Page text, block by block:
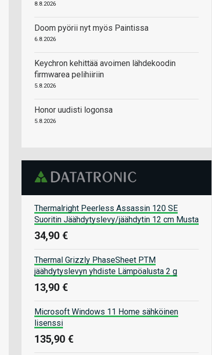
8.8.2026
Doom pyörii nyt myös Paintissa
6.8.2026
Keychron kehittää avoimen lähdekoodin
firmwarea pelihiiriin
5.8.2026
Honor uudisti logonsa
5.8.2026
Thermalright Peerless Assassin 120 SE
Suoritin Jäähdytyslevy/jäähdytin 12 cm Musta
34,90 €
Thermal Grizzly PhaseSheet PTM
jäähdytyslevyn yhdiste Lämpöalusta 2 g
13,90 €
Microsoft Windows 11 Home sähköinen
lisenssi
135,90 €